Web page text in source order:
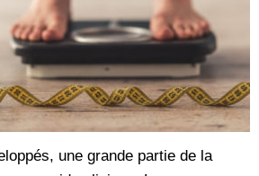
une grande partie de la